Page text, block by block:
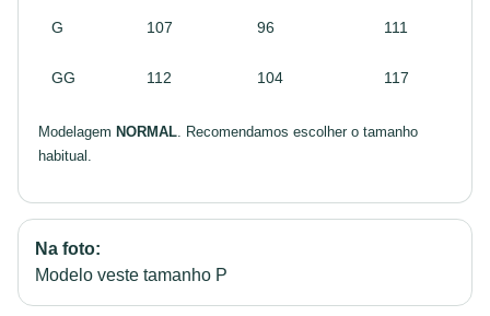
G 107 96 111
GG 112 104 117
Modelagem NORMAL. Recomendamos escolher o tamanho
habitual.
Na foto:
Modelo veste tamanho P